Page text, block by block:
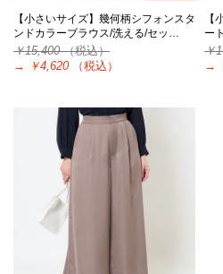
【小さいサイズ】幾何柄シフォンスタ
ンドカラーブラウス/洗える/セッ…
￥15,400（税込）
→
￥4,620 （税込）
【
ー
￥
→